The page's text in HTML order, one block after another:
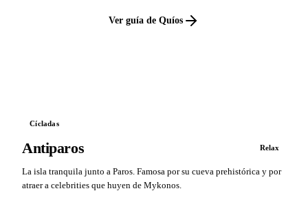
Ver guía de Quíos
Cícladas
Antiparos Relax
La isla tranquila junto a Paros. Famosa por su cueva prehistórica y por
atraer a celebrities que huyen de Mykonos.